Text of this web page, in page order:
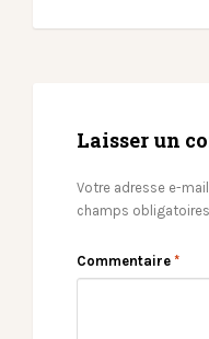
Laisser un
Votre adresse e-
champs
Commentaire *